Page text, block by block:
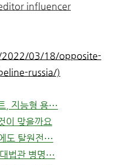
influencer
03/18/opposite-
russia/)
, 지능형 용⋯
이 맞을까요
도 탈원전⋯
법관 병명⋯